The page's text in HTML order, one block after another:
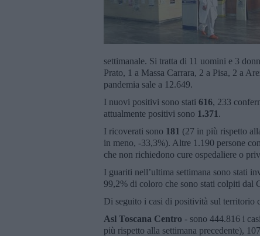
settimanale. Si tratta di 11 uomini e 3
Prato, 1 a Massa Carrara, 2 a Pisa, 2 a
pandemia sale a 12.649.
I nuovi positivi sono stati 616, 233
attualmente positivi sono 1.371 .
I ricoverati sono 181 (27 in più rispetto
in meno, -33,3%). Altre 1.190 persone
che non richiedono cure ospedaliere o
I guariti nell’ultima settimana sono stati
99,2% di coloro che sono stati colpiti dal
Di seguito i casi di positività sul territorio
Asl Toscana Centro - sono 444.816 i
più rispetto alla settimana precedente),